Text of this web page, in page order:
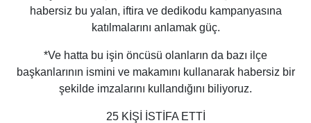
habersiz bu yalan, iftira ve dedikodu kampanyasına
katılmalarını anlamak güç.
*Ve hatta bu işin öncüsü olanların da bazı ilçe
başkanlarının ismini ve makamını kullanarak habersiz bir
şekilde imzalarını kullandığını biliyoruz.
25 KİŞİ İSTİFA ETTİ